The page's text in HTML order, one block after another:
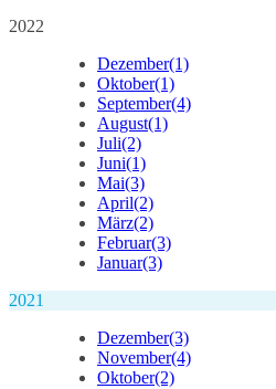
2022
Dezember(1)
Oktober(1)
September(4)
August(1)
Juli(2)
Juni(1)
Mai(3)
April(2)
März(2)
Februar(3)
Januar(3)
2021
Dezember(3)
November(4)
Oktober(2)